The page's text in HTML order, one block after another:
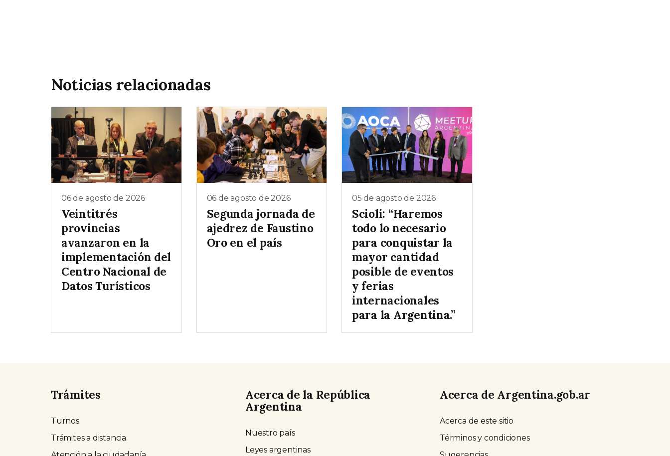
Noticias relacionadas
06 de agosto de 2026
Veintitrés
provincias
avanzaron en la
implementación del
Centro Nacional de
Datos Turísticos
06 de agosto de 2026
Segunda jornada de
ajedrez de Faustino
Oro en el país
05 de agosto de 2026
Scioli: “Haremos
todo lo necesario
para conquistar la
mayor cantidad
posible de eventos
y ferias
internacionales
para la Argentina.”
Trámites
Turnos
Trámites a distancia
Acerca de la República
Argentina
Nuestro país
Leyes argentinas
Acerca de Argentina.gob.ar
Acerca de este sitio
Términos y condiciones